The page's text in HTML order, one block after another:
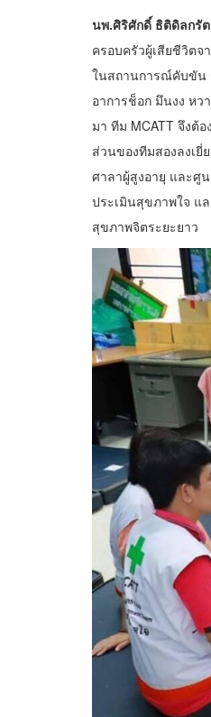
นพ.ศิริศักดิ์ ธิติดิลกรั
ครอบครัวผู้เสียชีวิตจ
ในสถานการณ์คับขัน
อาการช็อก มึนงง ห
มา ทีม MCATT จึงต้
ส่วนของทีมสองลงเ
ศาลาผู้สูงอายุ และศู
ประเมินสุขภาพใจ แ
สุขภาพจิตระยะยาว